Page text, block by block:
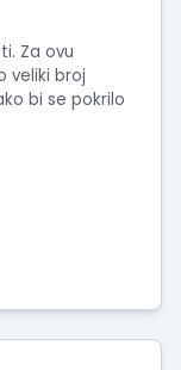
Za ovu
veliki broj
bi se pokrilo